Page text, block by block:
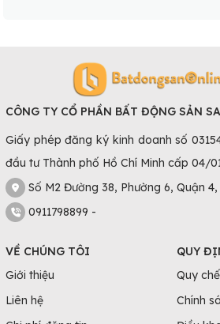
CÔNG TY CỔ PHẦN BẤT ĐỘNG SẢN
Giấy phép đăng ký kinh doanh số
đầu tư Thành phố Hồ Chí Minh cấp 04/
Số M2 Đường 38, Phường 6, Quận 4,
0911798899 -
VỀ CHÚNG TÔI
Giới thiệu
Liên hệ
QUY
Quy
Chính